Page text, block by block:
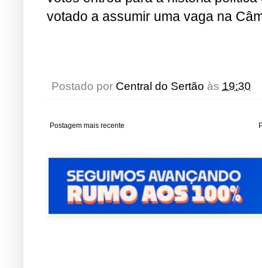
votado a assumir uma vaga na
Postado por Central do Sertão às 19:30
Postagem mais recente